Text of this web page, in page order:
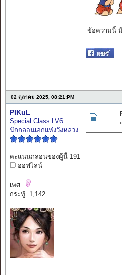
ข้อความนี้
02 ตุลาคม 2025, 08:21:PM
PIKuL
Special Class LV6
นักกลอนเอกแห่งวังหลวง
คะแนนกลอนของผู้นี้ 191
ออฟไลน์
เพศ:
กระทู้: 1,142